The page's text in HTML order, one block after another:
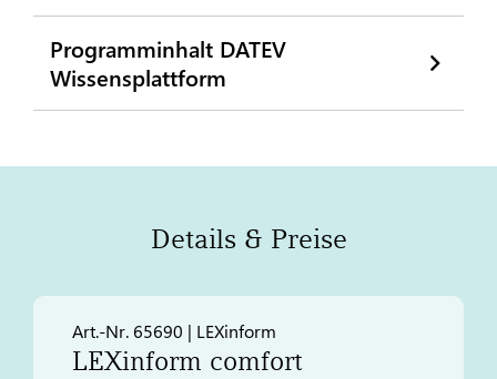
Programminhalt DATEV
Wissensplattform
Details & Preise
Art.-Nr. 65690 | LEXinform
LEXinform comfort